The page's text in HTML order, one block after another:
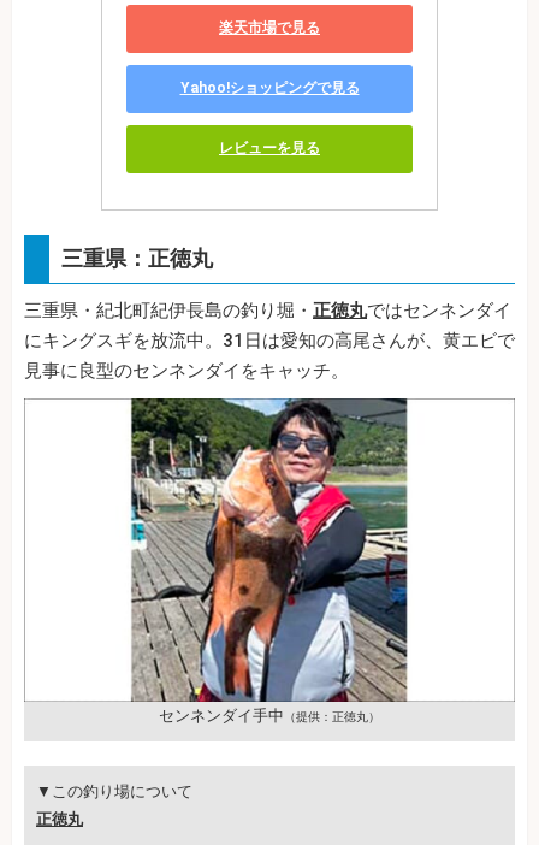
楽天市場で見る
Yahoo!ショッピングで見る
レビューを見る
三重県：正徳丸
三重県・紀北町紀伊長島の釣り堀・ 正徳丸ではセンネンダイ
にキングスギを放流中。31日は愛知の高尾さんが、黄エビで
見事に良型のセンネンダイをキャッチ。
センネンダイ手中 （提供：正徳丸）
▼この釣り場について
正徳丸